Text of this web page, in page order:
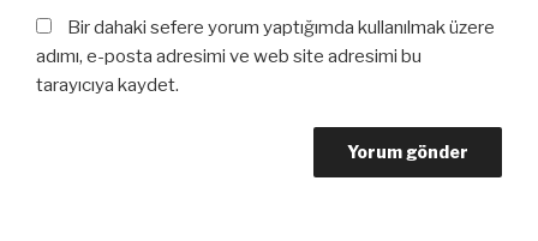
Bir dahaki sefere yorum yaptığımda kullanılmak üzere
adımı, e-posta adresimi ve web site adresimi bu
tarayıcıya kaydet.